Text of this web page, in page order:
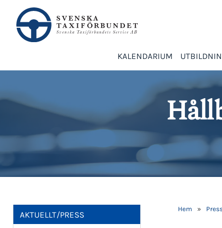
KALENDARIUM
AKTUELLT/PRESS
Hem »